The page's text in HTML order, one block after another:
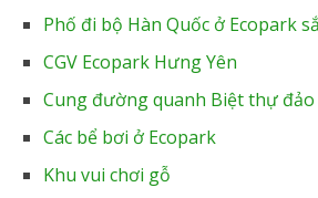
Phố đi bộ Hàn Quốc ở Ecopark
CGV Ecopark Hưng Yên
Cung đường quanh Biệt thự đảo
Các bể bơi ở Ecopark
Khu vui chơi gỗ